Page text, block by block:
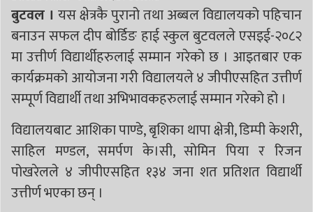
बुटवल । यस क्षेत्रकै पुरानो तथा अब्बल विद्यालयको पहिचान
बनाउन सफल दीप बोर्डिङ हाई स्कुल बुटवलले एसइई-२०८२
मा उत्तीर्ण विद्यार्थीहरुलाई सम्मान गरेको छ । आइतबार एक
कार्यक्रमको आयोजना गरी विद्यालयले ४ जीपीएसहित उत्तीर्ण
सम्पूर्ण विद्यार्थी तथा अभिभावकहरुलाई सम्मान गरेको हो ।
विद्यालयबाट आशिका पाण्डे, बृशिका थापा क्षेत्री, डिम्पी केशरी,
साहिल मण्डल, समर्पण के।सी, सोमिन पिया र रिजन
पोखरेलले ४ जीपीएसहित १३४ जना शत प्रतिशत विद्यार्थी
उत्तीर्ण भएका छन् ।